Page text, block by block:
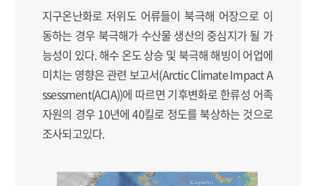
지구온난화로 저위도 어류들이 북극해 어장으로 이
동하는 경우 북극해가 수산물 생산의 중심지가 될 가
능성이 있다. 해수 온도 상승 및 북극해 해빙이 어업에
미치는 영향은 관련 보고서(Arctic Climate Impact A
ssessment(ACIA))에 따르면 기후변화로 한류성 어족
자원의 경우 10년에 40킬로 정도를 북상하는 것으로
조사되고있다.